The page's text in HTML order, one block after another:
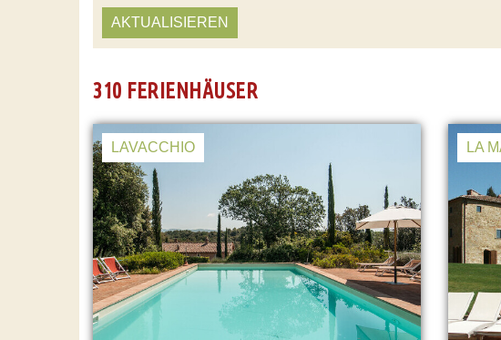
AKTUALISIEREN
310 FERIENHÄUSER
LAVACCHIO LA